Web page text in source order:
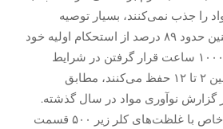
را جذب نمی‌کنند، بسیار توصیه
می‌شوند. این مواد همچنین حدود ۸۹ درصد از استحکام اولیه خود
را حتی پس از بیش از ۱۰۰۰۰ ساعت قرار گرفتن در شرایط
اسیدی یا قلیایی با pH بین ۲ تا ۱۲ حفظ می‌کنند، مطابق
گزارش نوآوری مواد در سال گذشته.
برای کسانی که به طور خاص با غلظت‌های کلر زیر ۵۰۰ قسمت